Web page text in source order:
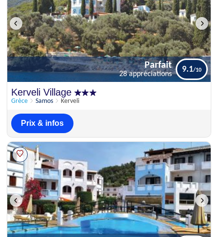
Kerveli Village
Grèce Samos Kerveli
Parfait
28 appréciations
9.1
Prix & infos